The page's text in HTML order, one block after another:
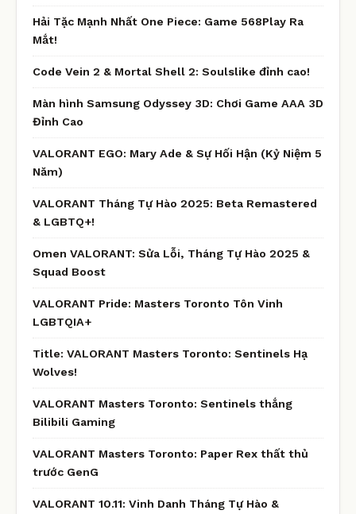
Hải Tặc Mạnh Nhất One Piece: Game 568Play Ra
Mắt!
Code Vein 2 & Mortal Shell 2: Soulslike đỉnh cao!
Màn hình Samsung Odyssey 3D: Chơi Game AAA 3D
Đỉnh Cao
VALORANT EGO: Mary Ade & Sự Hối Hận (Kỷ Niệm 5
Năm)
VALORANT Tháng Tự Hào 2025: Beta Remastered
& LGBTQ+!
Omen VALORANT: Sửa Lỗi, Tháng Tự Hào 2025 &
Squad Boost
VALORANT Pride: Masters Toronto Tôn Vinh
LGBTQIA+
Title: VALORANT Masters Toronto: Sentinels Hạ
Wolves!
VALORANT Masters Toronto: Sentinels thắng
Bilibili Gaming
VALORANT Masters Toronto: Paper Rex thất thủ
trước GenG
VALORANT 10.11: Vinh Danh Tháng Tự Hào &